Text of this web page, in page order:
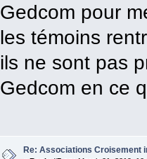
Gedcom pour
les témoins
ils ne sont pas
Gedcom en ce
Re: Associations Croisement